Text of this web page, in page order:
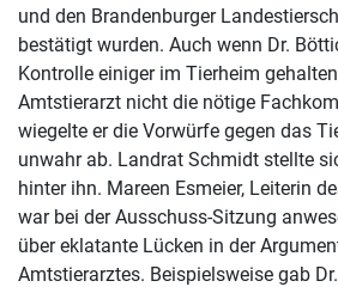
und den Brandenburger
bestätigt wurden. Auch wenn Dr.
Kontrolle einiger im Tierheim
Amtstierarzt nicht die nötige
wiegelte er die Vorwürfe gegen das
unwahr ab. Landrat Schmidt stellte
hinter ihn. Mareen Esmeier, Leiterin
war bei der Ausschuss-Sitzung
über eklatante Lücken in der
Amtstierarztes. Beispielsweise gab